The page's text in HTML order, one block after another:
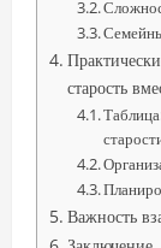
старость
Важность